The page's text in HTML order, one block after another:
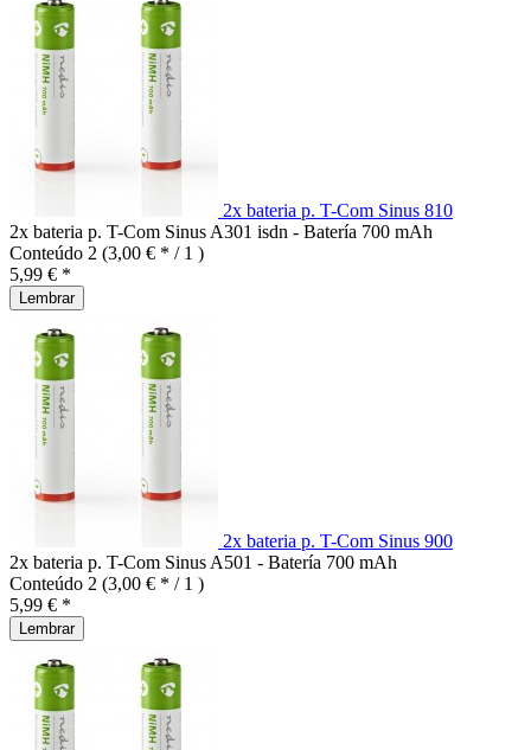
2x bateria p. T-Com Sinus 810
2x bateria p. T-Com Sinus A301 isdn - Batería 700 mAh
Conteúdo 2 (3,00 € * / 1 )
5,99 € *
Lembrar
2x bateria p. T-Com Sinus 900
2x bateria p. T-Com Sinus A501 - Batería 700 mAh
Conteúdo 2 (3,00 € * / 1 )
5,99 € *
Lembrar